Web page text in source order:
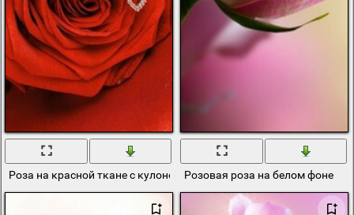
Роза на красной ткане с кулоном Розовая роза на белом фоне